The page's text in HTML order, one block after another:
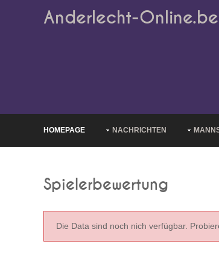
Anderlecht-
HOMEPAGE NACHRICHTEN
Spielerbewertung
Die Data sind noch nich verfügbar.